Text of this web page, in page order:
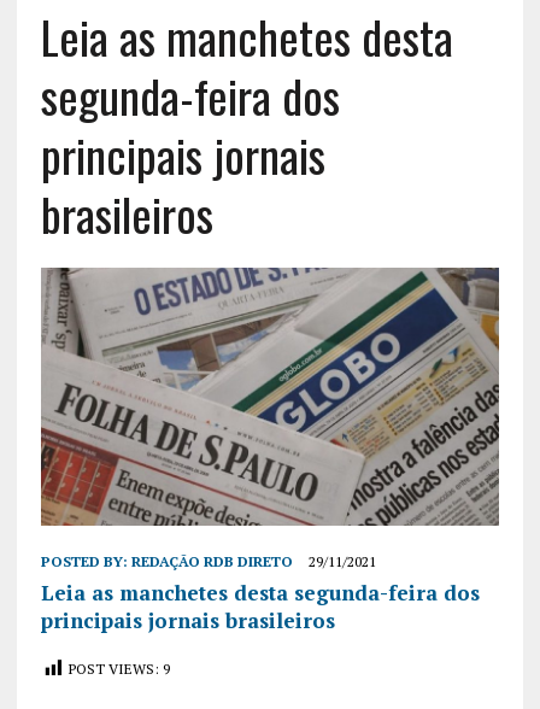
Leia as manchetes desta
segunda-feira dos
principais jornais
brasileiros
POSTED BY: REDAÇÃO RDB DIRETO 29/11/2021
Leia as manchetes desta segunda-feira dos
principais jornais brasileiros
POST VIEWS: 9